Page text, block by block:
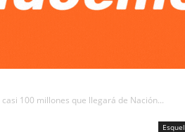
100 millones que llegará de Nación...
Esquel